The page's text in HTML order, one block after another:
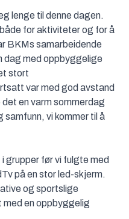
lenge til denne dagen.
for aktiviteter og for å
BKMs samarbeidende
dag med oppbyggelige
stort
var med god avstand
det en varm sommerdag
vi kommer til å
grupper før vi fulgte med
på en stor led-skjerm.
og sportslige
en oppbyggelig